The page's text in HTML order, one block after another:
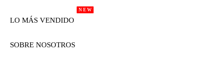
LO MÁS VENDIDO
N E W
SOBRE NOSOTROS